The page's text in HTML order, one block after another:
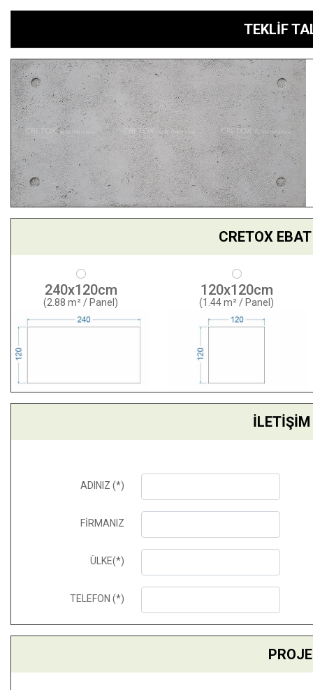
TEKLİF
CRETOX
240x120cm
(2.88 m² / Panel)
120x120cm
(1.44 m² / Panel)
ADINIZ (*)
FİRMANIZ
ÜLKE(*)
TELEFON (*)